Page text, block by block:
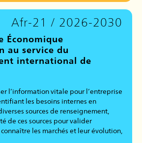
Afr-21 / 2026-2030
Économique
au service du
international de
l’information vitale pour l’entreprise
les besoins internes en
sources de renseignement,
de ces sources pour valider
connaître les marchés et leur évolution,